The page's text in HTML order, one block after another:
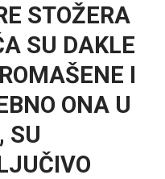
STOŽERA
SU DAKLE
I
ONA U
SU